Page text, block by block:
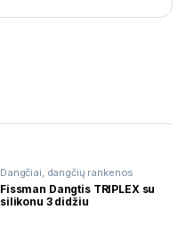
Dangčiai, dangčių rankenos
Fissman Dangtis TRIPLEX su
silikonu 3 didžiu